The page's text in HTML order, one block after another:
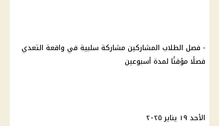
- فصل الطلاب المشاركين مشاركة سلبية في واقعة التعدي
فصلًا مؤقتًا لمدة أسبوعين
الأحد ١٩ يناير ٢٠٢٥